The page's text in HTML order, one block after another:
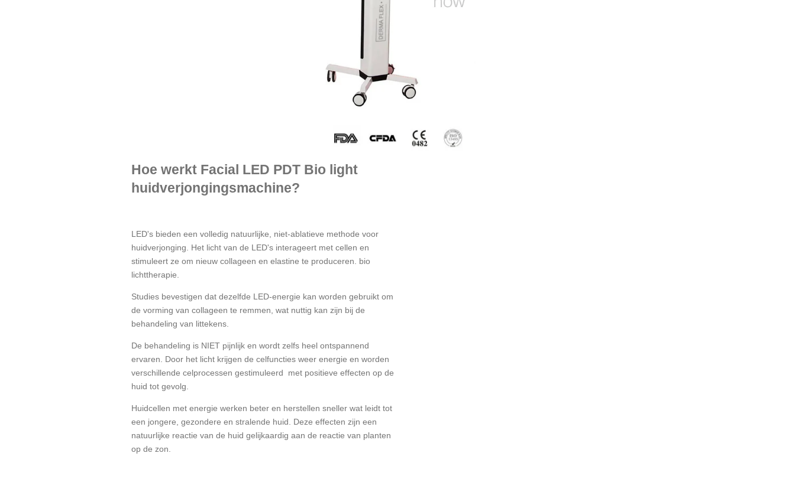
Hoe werkt Facial LED PDT Bio light
huidverjongingsmachine?
LED's bieden een volledig natuurlijke, niet-ablatieve methode voor
huidverjonging. Het licht van de LED's interageert met cellen en
stimuleert ze om nieuw collageen en elastine te produceren. bio
lichttherapie.
Studies bevestigen dat dezelfde LED-energie kan worden gebruikt om
de vorming van collageen te remmen, wat nuttig kan zijn bij de
behandeling van littekens.
De behandeling is NIET pijnlijk en wordt zelfs heel ontspannend
ervaren. Door het licht krijgen de celfuncties weer energie en worden
verschillende celprocessen gestimuleerd met positieve effecten op de
huid tot gevolg.
Huidcellen met energie werken beter en herstellen sneller wat leidt tot
een jongere, gezondere en stralende huid. Deze effecten zijn een
natuurlijke reactie van de huid gelijkaardig aan de reactie van planten
op de zon.